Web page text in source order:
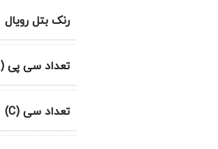
رنک بتل رویال
تعداد سی پی (CP)
تعداد سی (C)